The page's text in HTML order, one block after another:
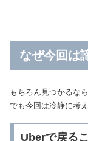
なぜ今回は
もちろん見つかるな
でも今回は冷静に考
Uberで戻る